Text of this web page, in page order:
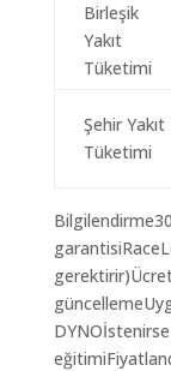
Birleşik
Yakıt
Tüketimi
Şehir Yakıt
Tüketimi